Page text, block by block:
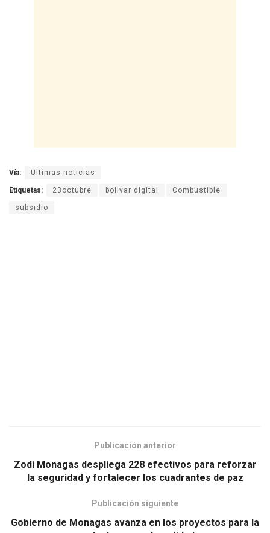
Vía: Ultimas noticias
Etiquetas: 23octubre bolivar digital Combustible
subsidio
Publicación anterior
Zodi Monagas despliega 228 efectivos para reforzar
la seguridad y fortalecer los cuadrantes de paz
Publicación siguiente
Gobierno de Monagas avanza en los proyectos para la